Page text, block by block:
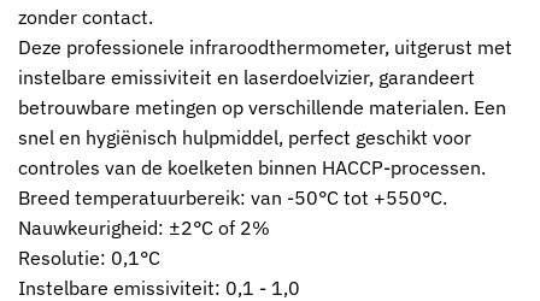
zonder contact.
Deze professionele infraroodthermometer, uitgerust met
instelbare emissiviteit en laserdoelvizier, garandeert
betrouwbare metingen op verschillende materialen. Een
snel en hygiënisch hulpmiddel, perfect geschikt voor
controles van de koelketen binnen HACCP-processen.
Breed temperatuurbereik: van -50°C tot +550°C.
Nauwkeurigheid: ±2°C of 2%
Resolutie: 0,1°C
Instelbare emissiviteit: 0,1 - 1,0